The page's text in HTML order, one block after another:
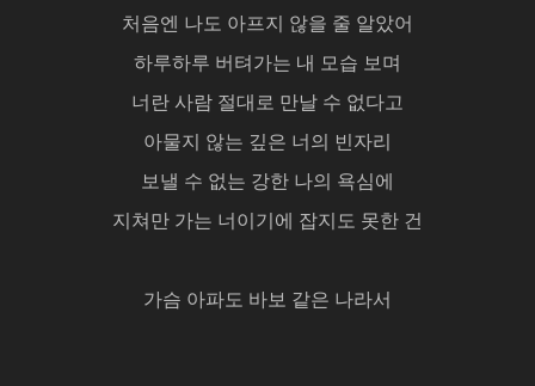
처음엔 나도 아프지 않을 줄 알았어
하루하루 버텨가는 내 모습 보며
너란 사람 절대로 만날 수 없다고
아물지 않는 깊은 너의 빈자리
보낼 수 없는 강한 나의 욕심에
지쳐만 가는 너이기에 잡지도 못한 건
가슴 아파도 바보 같은 나라서